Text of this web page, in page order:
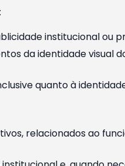
institucional ou
da identidade visual
quanto à
relacionados ao